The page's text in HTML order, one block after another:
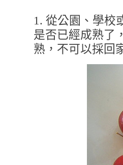
1. 從公園、學校
是否已經成熟了
熟，不可以採回